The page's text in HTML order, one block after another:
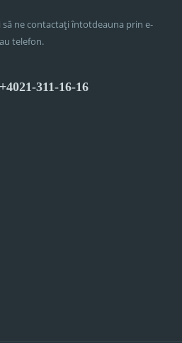
să ne contactați întotdeauna prin e-
telefon.
311-16-16